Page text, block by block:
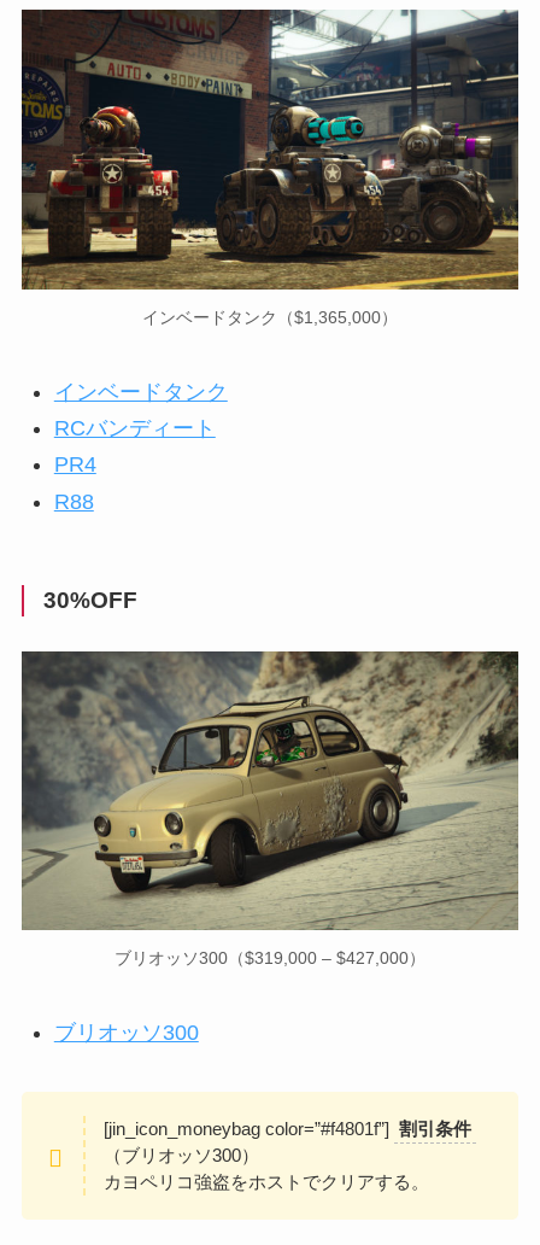
インベードタンク（$1,365,000）
インベードタンク
RCバンディート
PR4
R88
30%OFF
ブリオッソ300（$319,000 – $427,000）
ブリオッソ300
[jin_icon_moneybag color=”#f4801f”] 割引条件
（ブリオッソ300）
カヨペリコ強盗をホストでクリアする。